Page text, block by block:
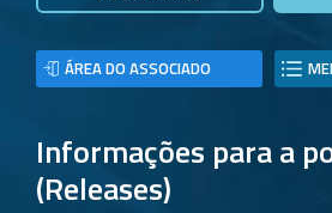
ÁREA DO ASSOCIADO
Informações para a
(Releases)